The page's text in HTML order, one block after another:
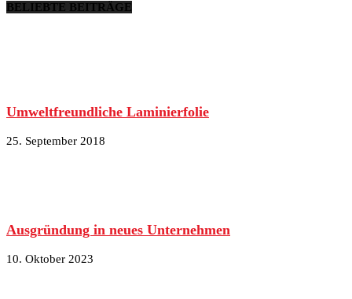
BELIEBTE BEITRÄGE
Umweltfreundliche Laminierfolie
25. September 2018
Ausgründung in neues Unternehmen
10. Oktober 2023